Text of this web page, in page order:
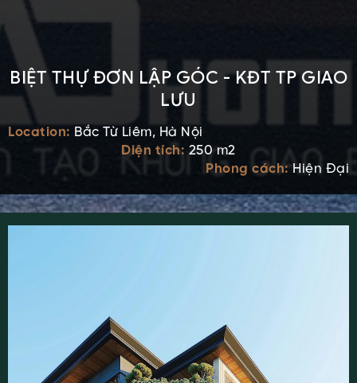
BIỆT THỰ ĐƠN LẬP GÓC - KĐT TP GIAO
LƯU
Location: Bắc Từ Liêm, Hà Nội
Diện tích: 250 m2
Phong cách: Hiện Đại